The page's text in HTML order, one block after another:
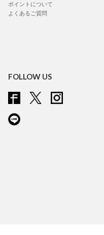
ポイントについて
よくあるご質問
FOLLOW US